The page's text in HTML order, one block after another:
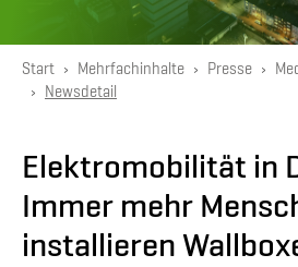
Start Mehrfachinhalte Presse
Newsdetail
Elektromobilität in
Immer mehr
installieren